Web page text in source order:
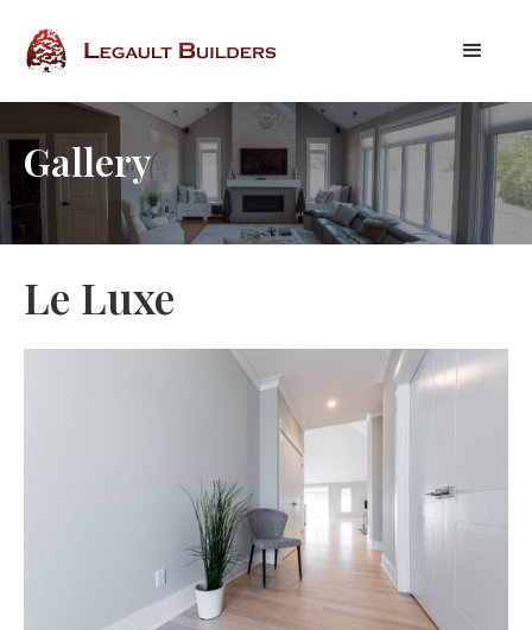
Gallery
Le Luxe